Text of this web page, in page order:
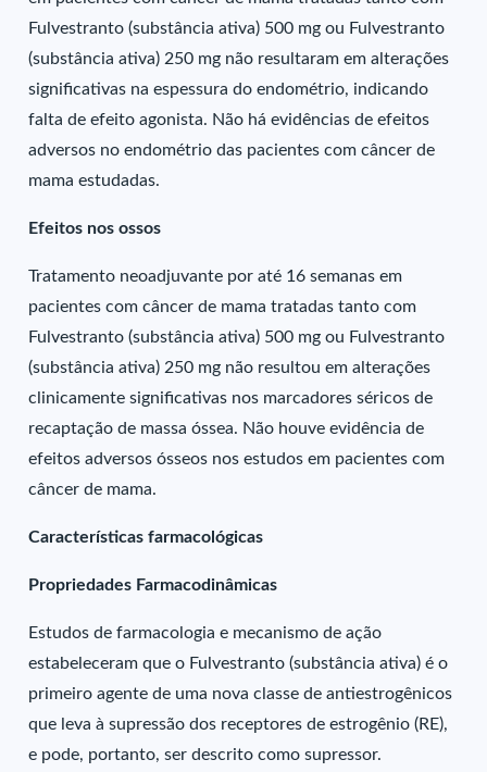
Fulvestranto (substância ativa) 500 mg ou Fulvestranto
(substância ativa) 250 mg não resultaram em alterações
significativas na espessura do endométrio, indicando
falta de efeito agonista. Não há evidências de efeitos
adversos no endométrio das pacientes com câncer de
mama estudadas.
Efeitos nos ossos
Tratamento neoadjuvante por até 16 semanas em
pacientes com câncer de mama tratadas tanto com
Fulvestranto (substância ativa) 500 mg ou Fulvestranto
(substância ativa) 250 mg não resultou em alterações
clinicamente significativas nos marcadores séricos de
recaptação de massa óssea. Não houve evidência de
efeitos adversos ósseos nos estudos em pacientes com
câncer de mama.
Características farmacológicas
Propriedades Farmacodinâmicas
Estudos de farmacologia e mecanismo de ação
estabeleceram que o Fulvestranto (substância ativa) é o
primeiro agente de uma nova classe de antiestrogênicos
que leva à supressão dos receptores de estrogênio (RE),
e pode, portanto, ser descrito como supressor.